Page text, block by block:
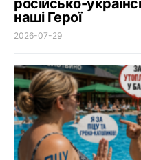
російсько-
наші Герої
2026-07-29